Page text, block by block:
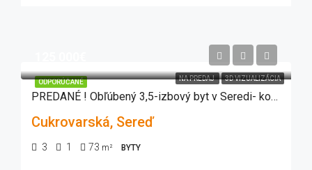
ODPORÚČANÉ NA PREDAJ 3D VIZUALIZÁCIA
PREDANÉ ! Obľúbený 3,5-izbový byt v Seredi- komplet prerobený
Cukrovarská, Sereď
3 1 73 m² BYTY